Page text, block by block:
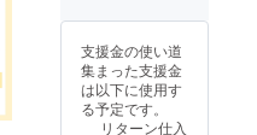
いただ
きま
す。特
に指定
希望が
ない場
ぱっく
を児童
養護施
設に寄
贈いた
支援金の使い道
集まった支援金
は以下に使用す
る予定です。
リターン仕入